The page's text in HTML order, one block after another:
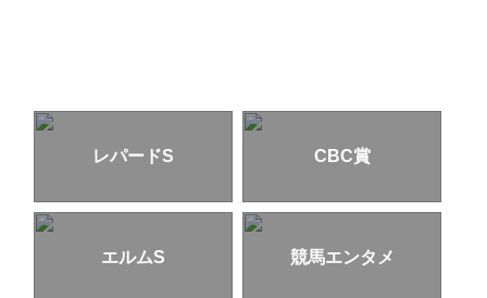
レパードS CBC賞
エルムS 競馬エンタメ